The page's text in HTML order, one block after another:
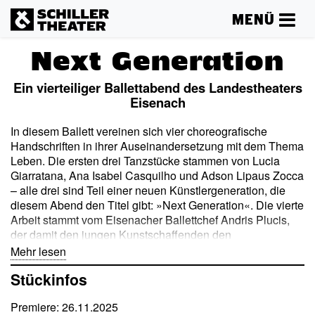
MENÜ
Next Generation
Ein vierteiliger Ballettabend des Landestheaters
Eisenach
In diesem Ballett vereinen sich vier choreografische
Handschriften in ihrer Auseinandersetzung mit dem Thema
Leben. Die ersten drei Tanzstücke stammen von Lucia
Giarratana, Ana Isabel Casquilho und Adson Lipaus Zocca
– alle drei sind Teil einer neuen Künstlergeneration, die
diesem Abend den Titel gibt: »Next Generation«. Die vierte
Arbeit stammt vom Eisenacher Ballettchef Andris Plucis,
der damit den jungen Kunstschaffenden den
choreografischen Staffelstab übergibt. Die drei jungen
Choreografinnen und Choreografen widmen sich ihren
Arbeiten mit einem ernsten und doch hoffnungsvollen Blick
Herkunft und Tradition, das sie – gepaart mit ihren
Mehr lesen
Stückinfos
Premiere: 26.11.2025